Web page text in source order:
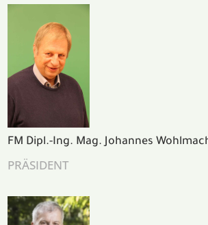
FM Dipl.-Ing. Mag. Johannes
PRÄSIDENT